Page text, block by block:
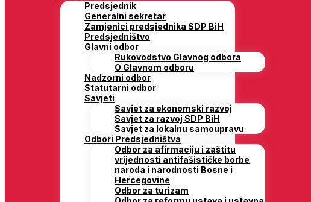
Predsjednik
Generalni sekretar
Zamjenici predsjednika SDP BiH
Predsjedništvo
Glavni odbor
Rukovodstvo Glavnog odbora
O Glavnom odboru
Nadzorni odbor
Statutarni odbor
Savjeti
Savjet za ekonomski razvoj
Savjet za razvoj SDP BiH
Savjet za lokalnu samoupravu
Odbori Predsjedništva
Odbor za afirmaciju i zaštitu
vrijednosti antifašističke borbe
naroda i narodnosti Bosne i
Hercegovine
Odbor za turizam